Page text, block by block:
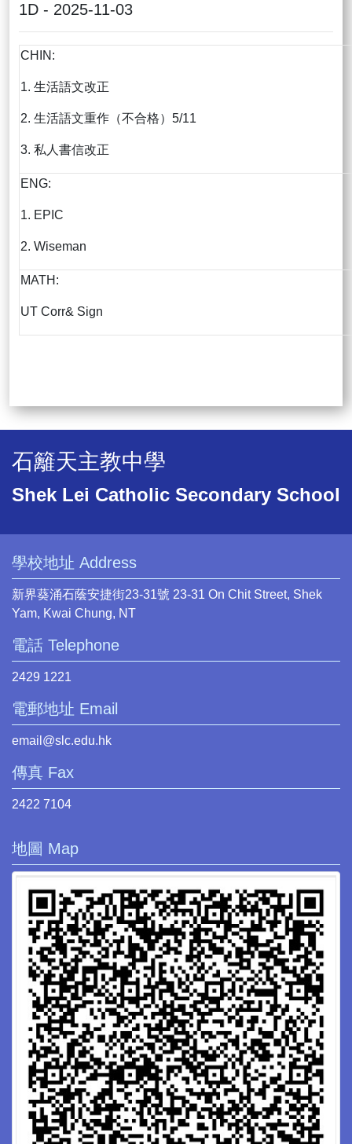
1D - 2025-11-03
CHIN:
1. 生活語文改正
2. 生活語文重作（不合格）5/11
3. 私人書信改正
ENG:
1. EPIC
2. Wiseman
MATH:
UT Corr& Sign
石籬天主教中學
Shek Lei Catholic Secondary School
學校地址 Address
新界葵涌石蔭安捷街23-31號 23-31 On Chit Street, Shek
Yam, Kwai Chung, NT
電話 Telephone
2429 1221
電郵地址 Email
email@slc.edu.hk
傳真 Fax
2422 7104
地圖 Map